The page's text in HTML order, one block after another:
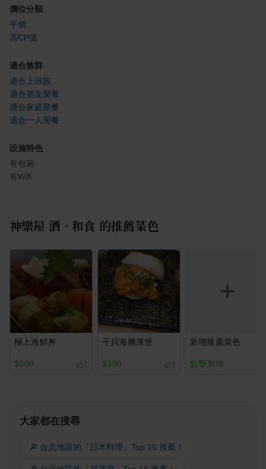
價位分類
平價
高CP值
適合族群
適合上班族
適合朋友聚餐
適合家庭聚餐
適合一人用餐
設施特色
有包廂
有Wifi
神樂屋 酒•和食 的推薦菜色
極上海鮮丼
$600 1
干貝海膽漢堡
$300 1
新增推薦菜色
點擊新增
大家都在搜尋
🔎 台北地區的『日本料理』Top 15 推薦！